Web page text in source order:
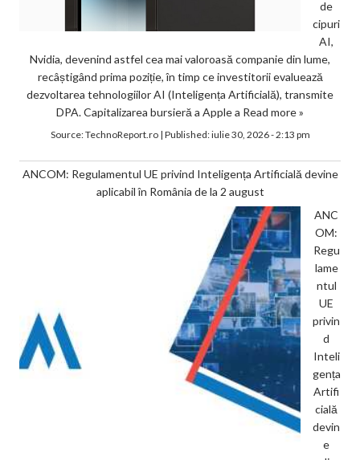
de
cipuri
AI,
Nvidia, devenind astfel cea mai valoroasă companie din lume,
recâștigând prima poziție, în timp ce investitorii evaluează
dezvoltarea tehnologiilor AI (Inteligența Artificială), transmite
DPA. Capitalizarea bursieră a Apple a Read more »
Source:TechnoReport.ro| Published:iulie 30, 2026 - 2:13 pm
ANCOM: Regulamentul UE privind Inteligența Artificială devine
aplicabil în România de la 2 august
ANC
OM:
Regu
lame
ntul
UE
privin
d
Inteli
gența
Artifi
cială
devin
e